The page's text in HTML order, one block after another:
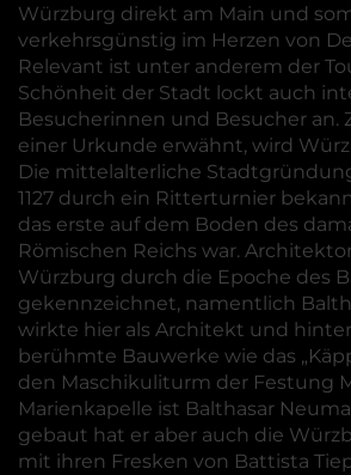
Würzburg direkt am Main und
verkehrsgünstig im Herzen von
Relevant ist unter anderem der
Schönheit der Stadt lockt auch
Besucherinnen und Besucher an.
einer Urkunde erwähnt, wird
Die mittelalterliche
1127 durch ein Ritterturnier
das erste auf dem Boden des
Römischen Reichs war.
Würzburg durch die Epoche des
gekennzeichnet, namentlich
wirkte hier als Architekt und
berühmte Bauwerke wie das
den Maschikuliturm der Festung
Marienkapelle ist Balthasar
gebaut hat er aber auch die
mit ihren Fresken von Battista